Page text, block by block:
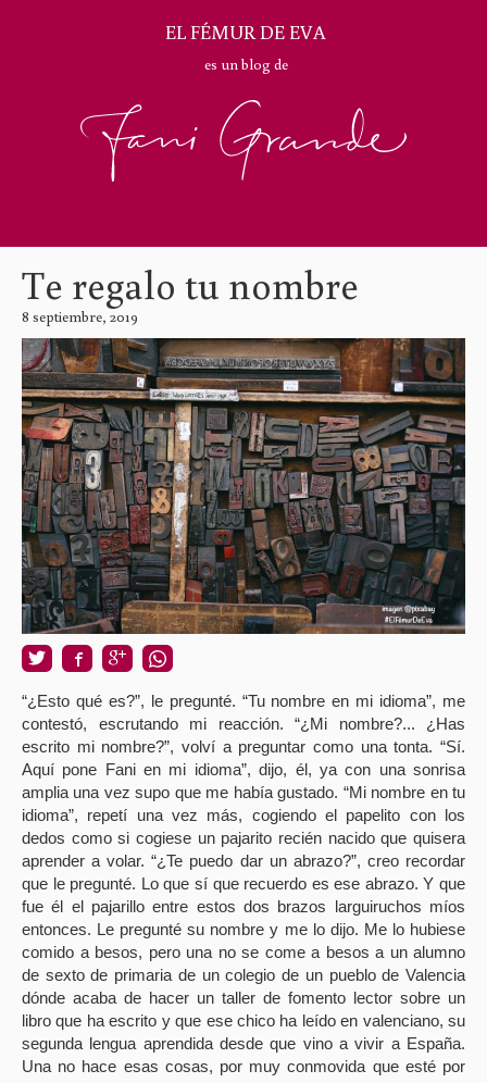
EL FÉMUR DE EVA
es un blog de
Te regalo tu nombre
8 septiembre, 2019
“¿Esto qué es?”, le pregunté. “Tu nombre en mi idioma”, me
contestó, escrutando mi reacción. “¿Mi nombre?... ¿Has
escrito mi nombre?”, volví a preguntar como una tonta. “Sí.
Aquí pone Fani en mi idioma”, dijo, él, ya con una sonrisa
amplia una vez supo que me había gustado. “Mi nombre en tu
idioma”, repetí una vez más, cogiendo el papelito con los
dedos como si cogiese un pajarito recién nacido que quisera
aprender a volar. “¿Te puedo dar un abrazo?”, creo recordar
que le pregunté. Lo que sí que recuerdo es ese abrazo. Y que
fue él el pajarillo entre estos dos brazos larguiruchos míos
entonces. Le pregunté su nombre y me lo dijo. Me lo hubiese
comido a besos, pero una no se come a besos a un alumno
de sexto de primaria de un colegio de un pueblo de Valencia
dónde acaba de hacer un taller de fomento lector sobre un
libro que ha escrito y que ese chico ha leído en valenciano, su
segunda lengua aprendida desde que vino a vivir a España.
Una no hace esas cosas, por muy conmovida que esté por